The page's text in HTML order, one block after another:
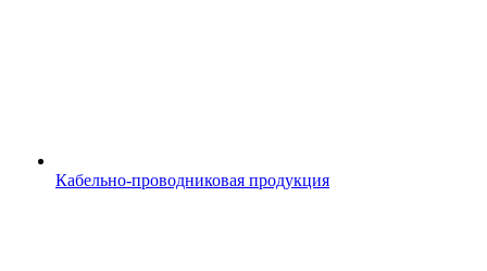
Кабельно-проводниковая продукция